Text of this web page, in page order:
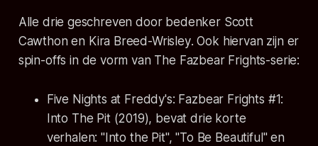
Alle drie geschreven door bedenker Scott
Cawthonen Kira Breed-Wrisley. Ook hiervan zijn er
spin-offs in de vorm van The Fazbear Frights-serie:
Five Nights at Freddy's: Fazbear Frights #1:
Into The Pit(2019), bevat drie korte
verhalen: "Into the Pit", "To Be Beautiful" en